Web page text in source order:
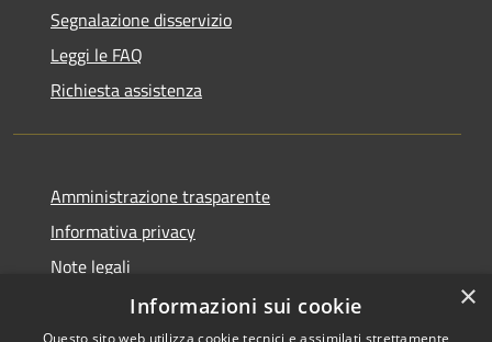
Segnalazione disservizio
Leggi le FAQ
Richiesta assistenza
Amministrazione trasparente
Informativa privacy
Note legali
Dichiarazione di accessibilità
×
Informazioni sui cookie
Questo sito web utilizza cookie tecnici e assimilati strettamente